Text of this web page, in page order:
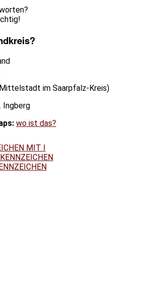
im Saarpfalz-Kreis)
Ingberg
wo ist das?
MIT I